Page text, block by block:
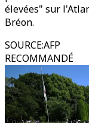
élevées" sur
Bréon.
SOURCE:AFP
RECOMMANDÉ